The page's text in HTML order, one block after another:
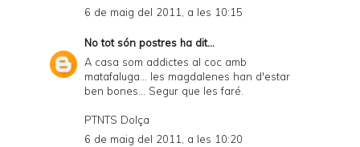
6 de maig del 2011, a les 10:15
No tot són postres ha dit...
A casa som addictes al coc amb
matafaluga... les magdalenes han d'estar
ben bones... Segur que les faré.
PTNTS Dolça
6 de maig del 2011, a les 10:20